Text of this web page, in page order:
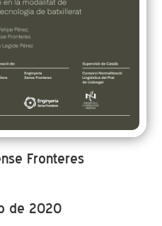
Fronteres
de 2020